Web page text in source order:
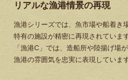
リアルな漁港情景の再現
漁港シリーズでは、魚市場や船着き
特有の施設が精密に再現されていま
「漁港C」では、造船所や陸揚げ場
漁港の雰囲気を忠実に表現しています